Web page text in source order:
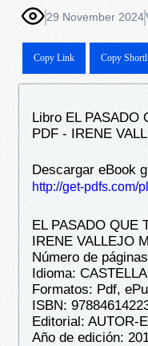
29 November 2024
Copy Link Copy
Libro EL PASADO
PDF - IRENE
Descargar eBook
http://get-pdfs.com/
EL PASADO QUE
IRENE VALLEJO
Número de
Idioma:
Formatos: Pdf,
ISBN:
Editorial: AUTOR-
Año de edición: